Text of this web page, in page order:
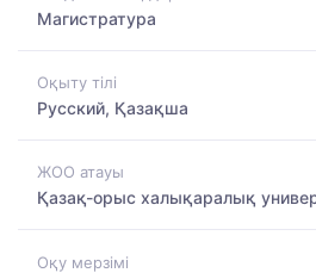
Магистратура
Оқыту тілі
Русский, Қазақша
ЖОО атауы
Қазақ-орыс халықаралық
Оқу мерзімі